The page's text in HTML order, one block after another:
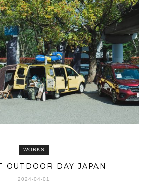
WORKS
OUTDOOR DAY JAPAN
2024-04-01